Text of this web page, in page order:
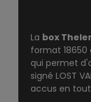
La box
format 18650
qui permet
signé LOST
accus en